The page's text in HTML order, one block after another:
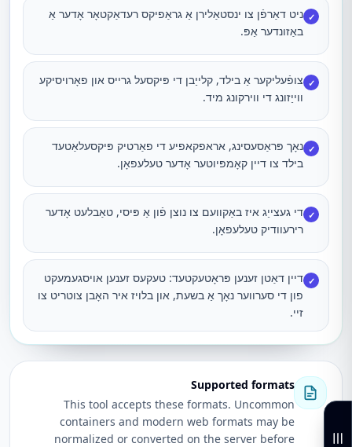
✓ ניט דאַרפֿן צו ינסטאַלירן אַ גראַפיקס רעדאַקטאָר אָדער אַ
באַזונדער אַפּ.
✓ צופֿעליקער אַ בילד, קלייַבן די פּיקסעל גרייס און פאָרויסיקע
ווייַזונג די ווירקונג מיד.
✓ נאָך פּראַסעסינג, אראפקאפיע די פאַרטיק פּיקסעלאַטעד
בילד צו דיין קאָמפּיוטער אָדער טעלעפאָן.
✓ די געצייַג איז באַקוועם צו נוצן פֿון אַ פּיסי, טאַבלעט אָדער
רירעוודיק טעלעפאָן.
✓ דיין דאַטן זענען פּראָטעקטעד: טעקעס זענען אויסגעמעקט
פון די סערווער נאָך אַ בשעת, און בלויז איר האָבן צוטריט צו
זיי.
Supported formats
This tool accepts these formats. Uncommon
containers and modern web formats may be
normalized or converted on the server before